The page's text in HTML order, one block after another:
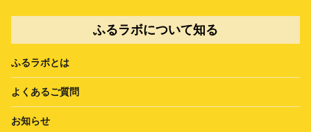
ふるラボについて知る
ふるラボとは
よくあるご質問
お知らせ